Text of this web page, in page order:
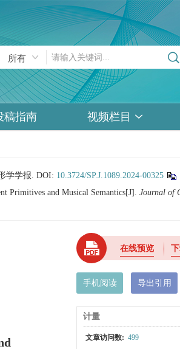
稿指南 视频栏目
学学报. DOI: 10.3724/SP.J.1089.2024-00325
Primitives and Musical Semantics[J]. Journal of
在线预览
手机阅读 导出引用
计量
文章访问数: 499